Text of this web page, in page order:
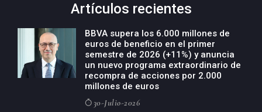
Artículos recientes
BBVA supera los 6.000 millones de
euros de beneficio en el primer
semestre de 2026 (+11%) y anuncia
un nuevo programa extraordinario de
recompra de acciones por 2.000
millones de euros
30-Julio-2026